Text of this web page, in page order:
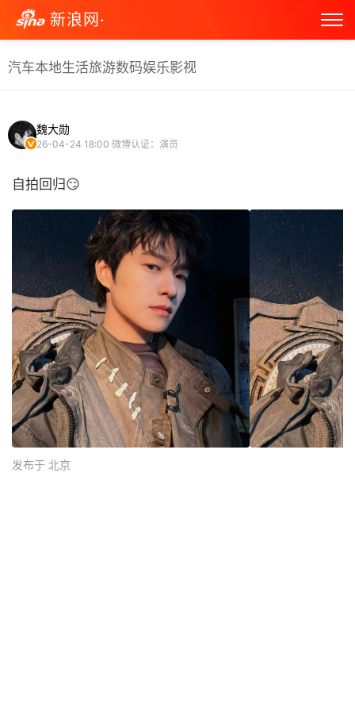
新浪网·
汽车本地生活旅游数码娱乐影视
魏大勋
26-04-24 18:00 微博认证：演员
自拍回归😏 ​
发布于 北京